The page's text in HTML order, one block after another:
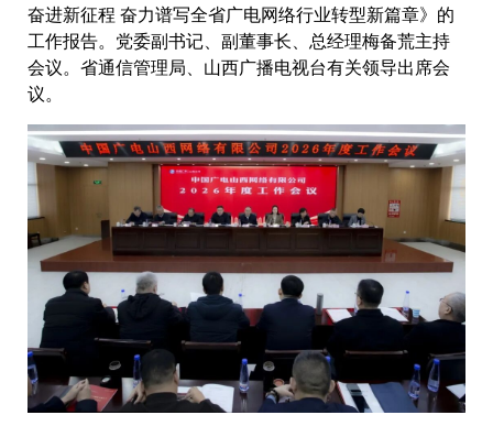
奋进新征程 奋力谱写全省广电网络行业转型新篇章》的
工作报告。党委副书记、副董事长、总经理梅备荒主持
会议。省通信管理局、山西广播电视台有关领导出席会
议。